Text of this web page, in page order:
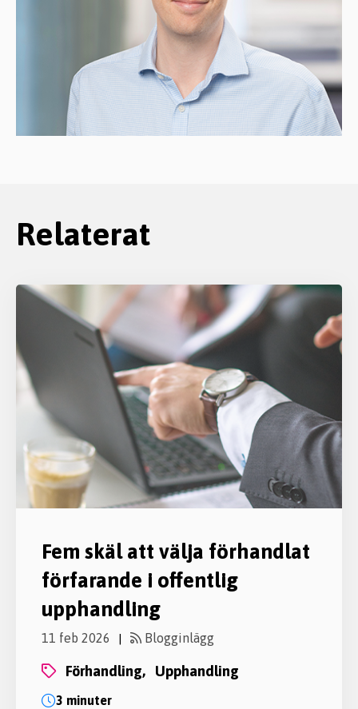
Relaterat
Fem skäl att välja förhandlat
förfarande i offentlig
upphandling
11 feb 2026 | Blogginlägg
förhandling, upphandling
3 minuter